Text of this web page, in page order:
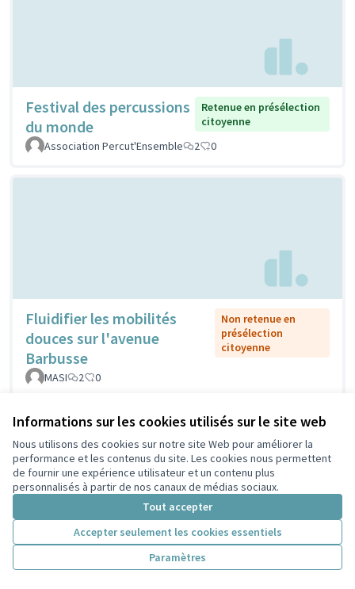
Informations sur les cookies utilisés sur le site web
Nous utilisons des cookies sur notre site Web pour améliorer la
performance et les contenus du site. Les cookies nous permettent
de fournir une expérience utilisateur et un contenu plus
personnalisés à partir de nos canaux de médias sociaux.
Tout accepter
Accepter seulement les cookies essentiels
Paramètres
Festival des percussions
du monde
Retenue en présélection
citoyenne
Association Percut'Ensemble
2 0
Fluidifier les mobilités
douces sur l'avenue
Barbusse
Non retenue en
présélection
citoyenne
MASI 2 0
Fontaines
publiques
Retenue en présélection
citoyenne